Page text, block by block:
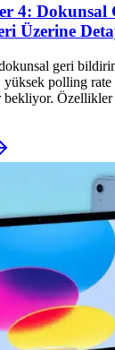
4: Dokunsal
Üzerine
geri
yüksek polling rate
Özellikler